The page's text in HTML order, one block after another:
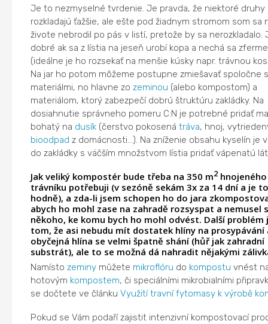
Je to nezmyselné tvrdenie. Je pravda, že niektoré druhy
rozkladajú ťažšie, ale ešte pod žiadnym stromom som sa
živote nebrodil po pás v listí, pretože by sa nerozkladalo.
dobré ak sa z lístia na jeseň urobí kopa a nechá sa
(ideálne je ho rozsekať na menšie kúsky napr. trávnou
Na jar ho potom môžeme postupne zmiešavať spoločne
materiálmi, no hlavne zo zeminou (alebo kompostom) a
materiálom, ktorý zabezpečí dobrú štruktúru zakládky. Na
dosiahnutie správneho pomeru C:N je potrebné pridať
bohatý na dusík(čerstvo pokosená tráva, hnoj,
bioodpad z domácnosti...). Na zníženie obsahu kyselín je
do zakládky s väčším množstvom lístia pridať vápenatú
Jak veliký kompostér bude třeba na 350 m2hnojeného
trávníku potřebuji (v sezóně sekám 3x za 14 dní a je
hodně), a zda-li jsem schopen ho do jara
abych ho mohl zase na zahradě rozsyspat a nemusel
někoho, ke komu bych ho mohl odvést. Další problém
tom, že asi nebudu mít dostatek hlíny na prosypávání
obyčejná hlína se velmi špatně shání (hůř jak zahradní
substrát), ale to se možná dá nahradit nějakými
Namísto zeminymůžete mikroflóru do kompostu vnést
hotovým kompostem, či speciálními mikrobialními
se dočtete ve článku Využití travní fytomasy k výrobě
Pokud se Vám podaří zajistit intenzivní kompostovací